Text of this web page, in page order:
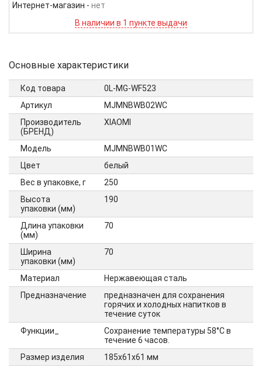
Интернет-магазин - нет
В наличии в 1 пункте выдачи
Основные характеристики
Код товара
0L-MG-WF523
Артикул
MJMNBWB02WC
Производитель
(БРЕНД)
XIAOMI
Модель
MJMNBWB01WC
Цвет
белый
Вес в упаковке, г
250
Высота
упаковки (мм)
190
Длина упаковки
(мм)
70
Ширина
упаковки (мм)
70
Материал
Нержавеющая сталь
Предназначение
предназначен для сохранения
горячих и холодных напитков в
течение суток
Функции_
Сохранение температуры 58°С в
течение 6 часов.
Размер изделия
185х61х61 мм